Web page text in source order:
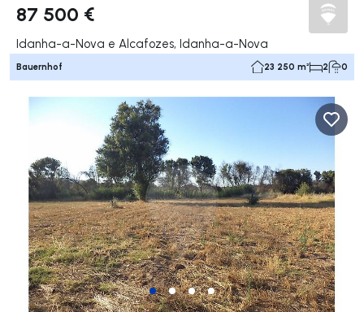
87 500 €
Idanha-a-Nova e Alcafozes, Idanha-a-Nova
Bauernhof 23 250 m² 2 0